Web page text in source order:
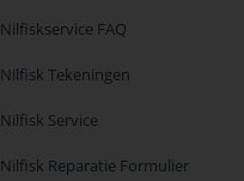
Nilfiskservice FAQ
Nilfisk Tekeningen
Nilfisk Service
Nilfisk Reparatie Formulier